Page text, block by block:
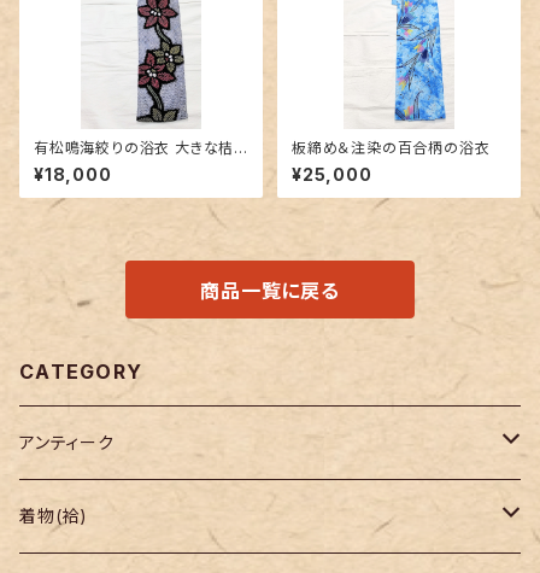
有松鳴海絞りの浴衣 大きな桔
梗柄
¥18,000
板締め＆注染の百合柄の浴衣
¥25,000
商品一覧に戻る
CATEGORY
アンティーク
着物
着物(袷)